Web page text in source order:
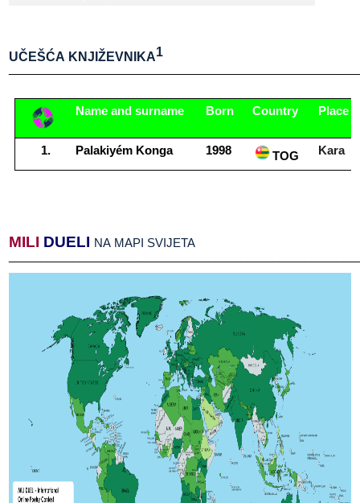
UČEŠĆA​​ KNJIŽEVNIKA1
Name​​ and​​ surname Born Country Place
Palakiyém​​ Konga 1998 TOG Kara
MILI DUELI NA​​ MAPI​​ SVIJETA